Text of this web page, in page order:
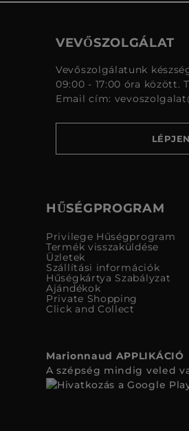
VEVŐSZOLGÁLAT
Vevőszolgálatunk
09:00 - 17:00 óra között.
Email cím:
HŰSÉGPROGRAM
Privilege Hűségprogram
Termék visszaküldése
Üzletek
Szállítási információk
Hűségkártya Szabályzat
Ajándékok
Private Shopping
Click and Collect
Marionnaud APPLIKÁCIÓ
A szépség mindig veled